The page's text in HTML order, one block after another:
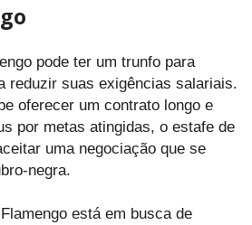
pode ter um trunfo para
reduzir suas exigências salariais.
oferecer um contrato longo e
por metas atingidas, o estafe de
uma negociação que se
negra.
está em busca de